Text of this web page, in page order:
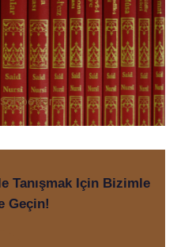
Tanışmak Için Bizimle
Geçin!